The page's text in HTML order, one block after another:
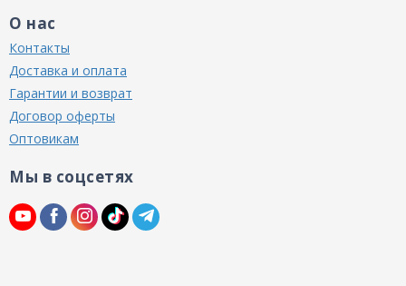
О нас
Контакты
Доставка и оплата
Гарантии и возврат
Договор оферты
Оптовикам
Мы в соцсетях